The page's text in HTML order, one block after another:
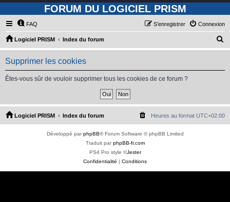
FORUM DU LOGICIEL PRISM
FAQ Connexion
S’enregistrer
Logiciel PRISM Index du forum
e
h
Supprimer les cookies
Êtes-vous sûr de vouloir supprimer tous les cookies de ce forum ?
Logiciel PRISM Index du forum Heures au format UTC+02:00
Développé parphpBB® Forum Software © phpBB Limited
Traduit parphpBB-fr.com
PS4 Pro style ©Jester
Confidentialité | Conditions